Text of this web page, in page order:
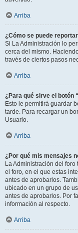
Arriba
¿Cómo se puede
Si La Administración lo
cerca del mismo.
través de ciertos pasos
Arriba
¿Para qué sirve el botón
Esto le permitirá guardar
tarde. Para recargar un
Usuario.
Arriba
¿Por qué mis mensajes
La Administración del
el foro, en el que estas
antes de aprobarlos.
ubicado en un grupo de
antes de aprobarlos. Por
información al respecto.
Arriba